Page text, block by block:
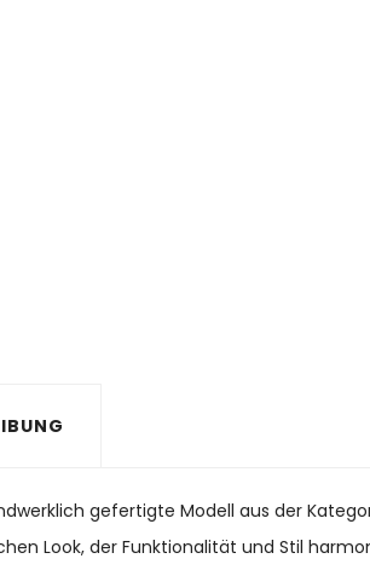
gefertigte Modell aus der
Look, der Funktionalität und Stil